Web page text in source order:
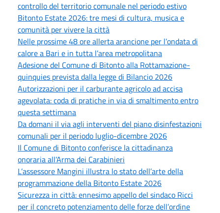
controllo del territorio comunale nel periodo estivo
Bitonto Estate 2026: tre mesi di cultura, musica e
comunità per vivere la città
Nelle prossime 48 ore allerta arancione per l’ondata di
calore a Bari e in tutta l’area metropolitana
Adesione del Comune di Bitonto alla Rottamazione-
quinquies prevista dalla legge di Bilancio 2026
Autorizzazioni per il carburante agricolo ad accisa
agevolata: coda di pratiche in via di smaltimento entro
questa settimana
Da domani il via agli interventi del piano disinfestazioni
comunali per il periodo luglio-dicembre 2026
Il Comune di Bitonto conferisce la cittadinanza
onoraria all’Arma dei Carabinieri
L’assessore Mangini illustra lo stato dell’arte della
programmazione della Bitonto Estate 2026
Sicurezza in città: ennesimo appello del sindaco Ricci
per il concreto potenziamento delle forze dell’ordine